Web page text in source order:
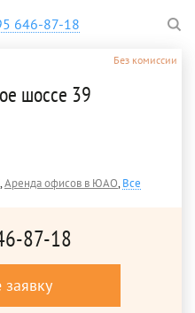
646-87-18
Без комиссии
шоссе 39
,Аренда офисов в ЮАО,Все
87-18
заявку